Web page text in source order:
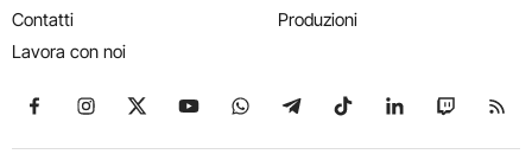
Contatti
Lavora con noi
Produzioni
Seguici su Facebook
Seguici su Instagram
Seguici su X
Seguici su YouTube
Seguici su WhatsApp
Seguici su Telegram
Seguici su TikTok
Seguici su
Seguici